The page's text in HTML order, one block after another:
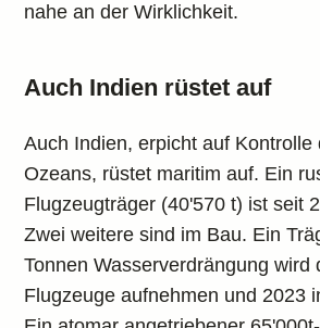
nahe an der Wirklichkeit.
Auch Indien rüstet auf
Auch Indien, erpicht auf Kontrolle
Ozeans, rüstet maritim auf. Ein
Flugzeugträger (40'570 t) ist seit
Zwei weitere sind im Bau. Ein
Tonnen Wasserverdrängung wird
Flugzeuge aufnehmen und 2023